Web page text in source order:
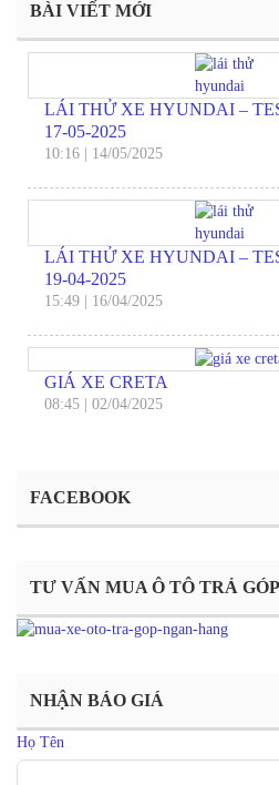
BÀI VIẾT MỚI
LÁI THỬ XE HYUNDAI –
17-05-2025
10:16 14/05/2025
LÁI THỬ XE HYUNDAI –
19-04-2025
15:49 16/04/2025
GIÁ XE CRETA
08:45 02/04/2025
FACEBOOK
TƯ VẤN MUA Ô TÔ TRẢ GÓP
NHẬN BÁO GIÁ
Họ Tên